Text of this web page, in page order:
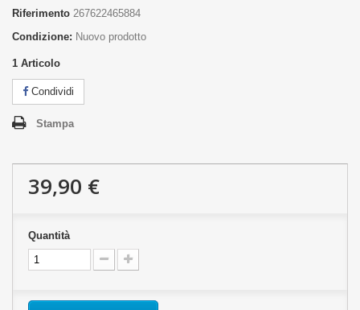
Riferimento 267622465884
Condizione: Nuovo prodotto
1 Articolo
Condividi
Stampa
39,90 €
Quantità